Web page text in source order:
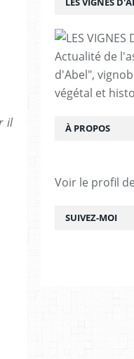
il
SUIVEZ-MOI
Actualité de
d'Abel",
végétal et
À PROPOS
Voir le profil de